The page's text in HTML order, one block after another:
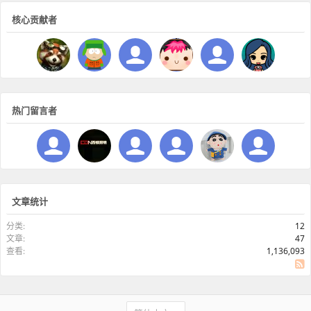
核心贡献者
热门留言者
文章统计
分类:
12
文章:
47
查看:
1,136,093